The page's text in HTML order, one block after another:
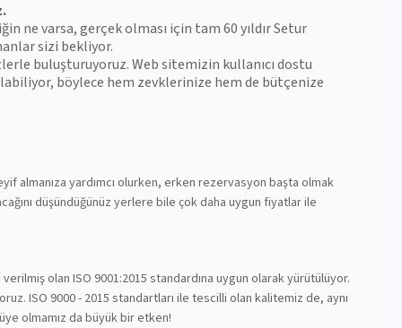
ne varsa, gerçek olması için tam 60 yıldır Setur
sizi bekliyor.
buluşturuyoruz. Web sitemizin kullanıcı dostu
böylece hem zevklerinize hem de bütçenize
almanıza yardımcı olurken, erken rezervasyon başta olmak
düşündüğünüz yerlere bile çok daha uygun fiyatlar ile
olan ISO 9001:2015 standardına uygun olarak yürütülüyor.
ISO 9000 - 2015 standartları ile tescilli olan kalitemiz de, aynı
olmamız da büyük bir etken!